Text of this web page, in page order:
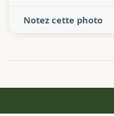
Notez cette photo